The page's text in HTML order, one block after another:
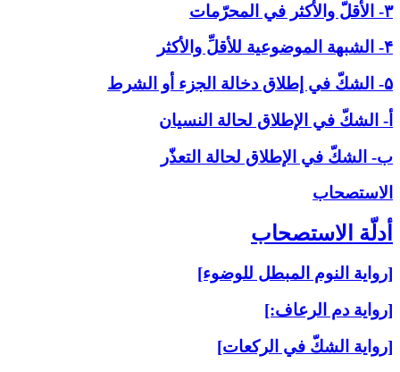
۳- الأقلّ والأكثر في المحرّمات
۴- الشبهة الموضوعية للأقلِّ والأكثر
۵- الشكّ في إطلاق دخالة الجزء أو الشرط
أ- الشكّ في الإطلاق لحالة النسيان
ب- الشكّ في الإطلاق لحالة التعذّر
الاستصحاب‏
أدلّة الاستصحاب‏
[رواية النوم المبطل للوضوء]
[رواية دم الرعاف:]
[رواية الشكّ في الركعات]